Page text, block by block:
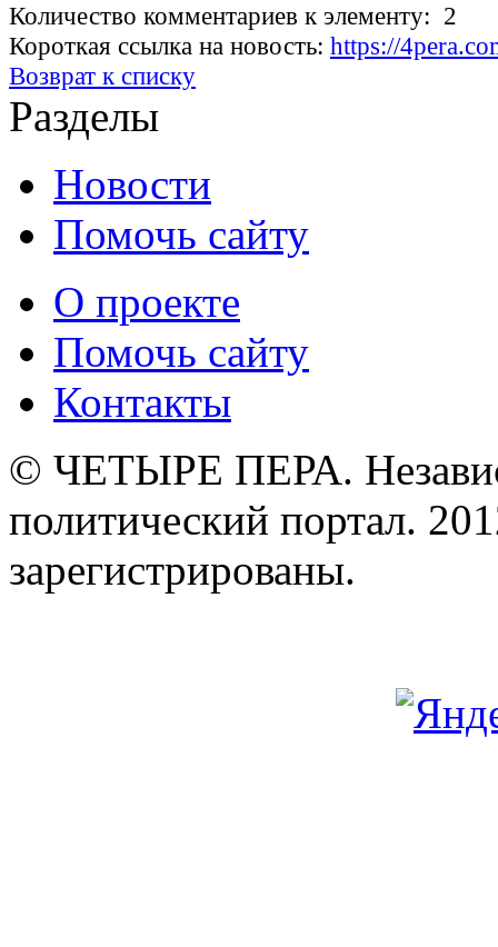
Количество комментариев к элементу: 2
Короткая ссылка на новость: https://
Возврат к списку
Разделы
Новости
Помочь сайту
О проекте
Помочь сайту
Контакты
© ЧЕТЫРЕ ПЕРА.
политический портал.
зарегистрированы.